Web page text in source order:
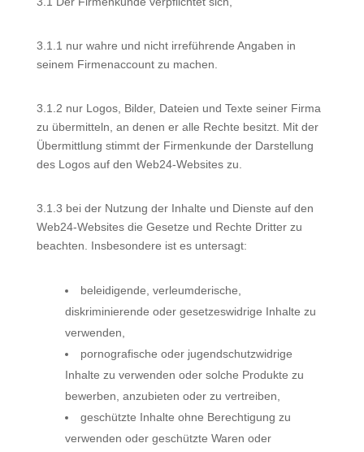
3.1.1 nur wahre und nicht irreführende Angaben in
seinem Firmenaccount zu machen.
3.1.2 nur Logos, Bilder, Dateien und Texte seiner Firma
zu übermitteln, an denen er alle Rechte besitzt. Mit der
Übermittlung stimmt der Firmenkunde der Darstellung
des Logos auf den Web24-Websites zu.
3.1.3 bei der Nutzung der Inhalte und Dienste auf den
Web24-Websites die Gesetze und Rechte Dritter zu
beachten. Insbesondere ist es untersagt:
beleidigende, verleumderische,
diskriminierende oder gesetzeswidrige Inhalte zu
verwenden,
pornografische oder jugendschutzwidrige
Inhalte zu verwenden oder solche Produkte zu
bewerben, anzubieten oder zu vertreiben,
geschützte Inhalte ohne Berechtigung zu
verwenden oder geschützte Waren oder